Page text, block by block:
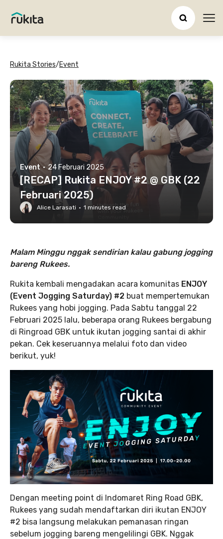
Rukita Stories/Event
Event · 24 Februari 2025
[RECAP] Rukita ENJOY #2 @ GBK (22
Februari 2025)
Alice Larasati · 1 minutes read
Malam Minggu nggak sendirian kalau gabung jogging
bareng Rukees.
Rukita kembali mengadakan acara komunitas ENJOY
(Event Jogging Saturday) #2 buat mempertemukan
Rukees yang hobi jogging. Pada Sabtu tanggal 22
Februari 2025 lalu, beberapa orang Rukees bergabung
di Ringroad GBK untuk ikutan jogging santai di akhir
pekan. Cek keseruannya melalui foto dan video
berikut, yuk!
Dengan meeting point di Indomaret Ring Road GBK,
Rukees yang sudah mendaftarkan diri ikutan ENJOY
#2 bisa langsung melakukan pemanasan ringan
sebelum jogging bareng mengelilingi GBK. Nggak